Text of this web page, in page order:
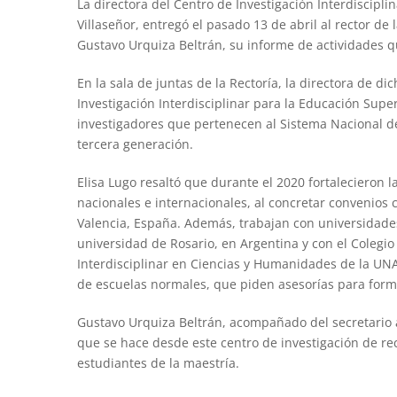
La directora del Centro de Investigación
Villaseñor, entregó el pasado 13 de abril al rector de
Gustavo Urquiza Beltrán, su informe de actividades
En la sala de juntas de la Rectoría, la directora de
Investigación Interdisciplinar para la Educación
investigadores que pertenecen al Sistema Nacional
tercera generación.
Elisa Lugo resaltó que durante el 2020 fortalecieron
nacionales e internacionales, al concretar
Valencia, España. Además, trabajan con
universidad de Rosario, en Argentina y con el
Interdisciplinar en Ciencias y Humanidades de la
de escuelas normales, que piden asesorías para
Gustavo Urquiza Beltrán, acompañado del
que se hace desde este centro de investigación de
estudiantes de la maestría.